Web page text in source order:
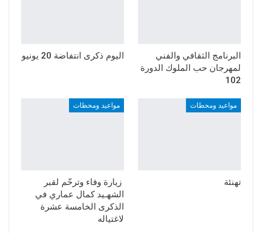
البرنامج الثقافي والفني
لمهرجان حب الملوك الدورة
102
اليوم ذكرى انتفاضة 20 يونيو
مواعيد ومحطات
تهنئة
مواعيد ومحطات
زيارة وفاء وترحّم لقبر
الشهـيد كمال عماري في
الذكرى الخامسة عشرة
لاغتياله